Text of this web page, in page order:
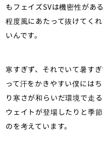
もフェイズSVは機密性があ
程度風にあたって抜けてく
いんです。
寒すぎず、それでいて暑す
って汗をかきやすい僕には
り寒さが和らいだ環境で走
ウェイトが登場したりと季
のを考えています。